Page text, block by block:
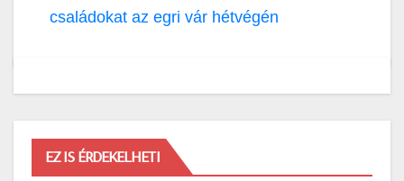
családokat az egri vár hétvégén
EZ IS ÉRDEKELHETI